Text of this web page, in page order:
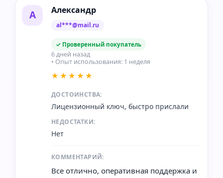
А Александр
al***@mail.ru
✓ Проверенный покупатель
6 дней назад
• Опыт использования: 1 неделя
★★★★★
ДОСТОИНСТВА:
Лицензионный ключ, быстро прислали
НЕДОСТАТКИ:
Нет
КОММЕНТАРИЙ:
Все отлично, оперативная поддержка и